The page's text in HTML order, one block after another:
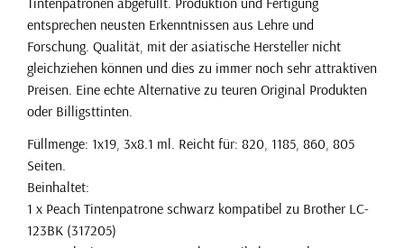
entsprechen neusten Erkenntnissen aus Lehre und
Forschung. Qualität, mit der asiatische Hersteller nicht
gleichziehen können und dies zu immer noch sehr attraktiven
Preisen. Eine echte Alternative zu teuren Original Produkten
oder Billigsttinten.
Füllmenge: 1x19, 3x8.1 ml. Reicht für: 820, 1185, 860, 805
Seiten.
Beinhaltet:
1 x Peach Tintenpatrone schwarz kompatibel zu Brother LC-
123BK (317205)